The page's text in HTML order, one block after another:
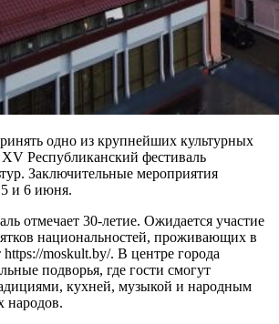
одно из крупнейших культурных
Республиканский фестиваль
Заключительные мероприятия
5 и 6 июня.
отмечает 30-летие. Ожидается участие
национальностей, проживающих в
moskult.by/. В центре города
подворья, где гости смогут
кухней, музыкой и народным
народов.